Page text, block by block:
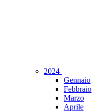
2024
Gennaio
Febbraio
Marzo
Aprile